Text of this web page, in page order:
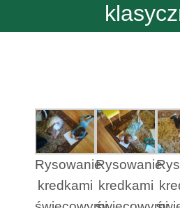
Rysowanie
kredkami
Rysowanie
kredkami